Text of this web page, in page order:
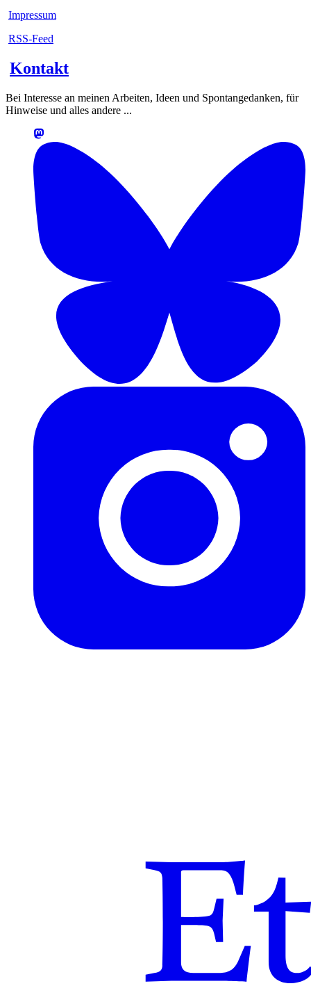
Impressum
RSS-Feed
Kontakt
Bei Interesse an meinen Arbeiten, Ideen und Spontangedanken, für
Hinweise und alles andere ...